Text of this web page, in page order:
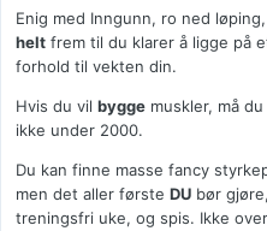
Enig med Inngunn, ro ned løping,
helt frem til du klarer å ligge på
forhold til vekten din.
Hvis du vil bygge muskler, må
ikke under 2000.
Du kan finne masse fancy
men det aller første DU bør
treningsfri uke, og spis. Ikke